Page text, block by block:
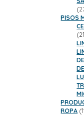
PISOS
ROPA